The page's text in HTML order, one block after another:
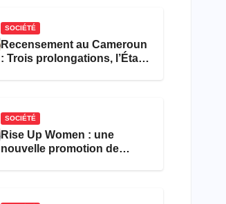
SOCIÉTÉ
Recensement au Cameroun
: Trois prolongations, l’État
SOCIÉTÉ
Rise Up Women : une
nouvelle promotion de